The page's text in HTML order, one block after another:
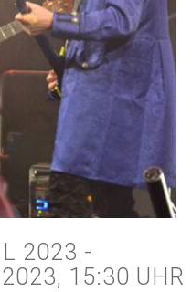
2023 -
15:30 UHR